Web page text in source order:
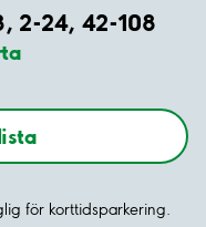
2-24, 42-108
för korttidsparkering.